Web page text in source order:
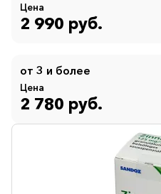
Цена
2 990 руб.
от 3 и более
Цена
2 780 руб.